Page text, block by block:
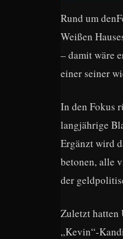
Rund um
Weißen
– damit wäre
einer seiner
In den Fokus
langjährige
Ergänzt wird
betonen, alle
der
Zuletzt hatten
„Kevin“-